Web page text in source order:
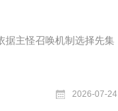
据主怪召唤机制选择先集
2026-07-24